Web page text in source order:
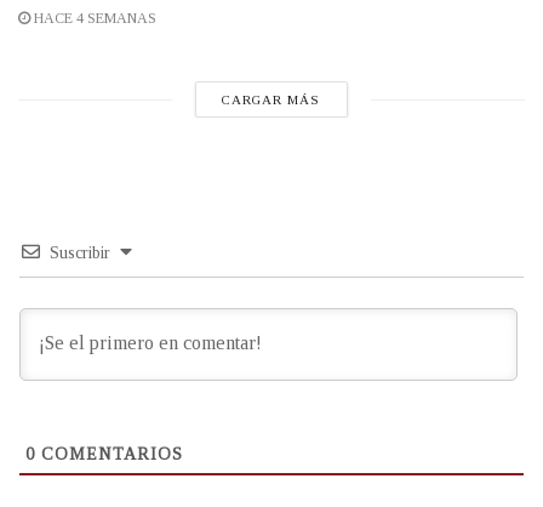
HACE 4 SEMANAS
CARGAR MÁS
Suscribir
0 COMENTARIOS